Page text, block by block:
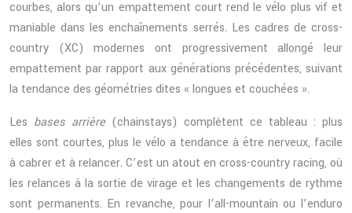
courbes, alors qu’un empattement court rend le vélo plus vif et
maniable dans les enchaînements serrés. Les cadres de cross-
country (XC) modernes ont progressivement allongé leur
empattement par rapport aux générations précédentes, suivant
la tendance des géométries dites « longues et couchées ».
Les bases arrière(chainstays) complètent ce tableau : plus
elles sont courtes, plus le vélo a tendance à être nerveux, facile
à cabrer et à relancer. C’est un atout en cross-country racing, où
les relances à la sortie de virage et les changements de rythme
sont permanents. En revanche, pour l’all-mountain ou l’enduro